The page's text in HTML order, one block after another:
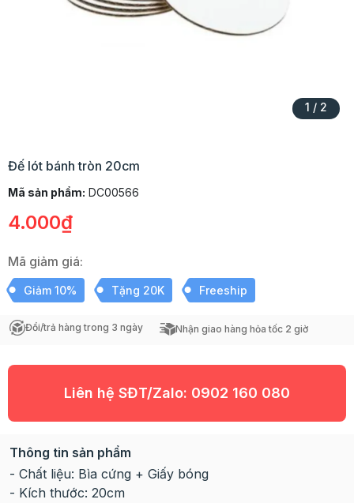
1 / 2
Đế lót bánh tròn 20cm
Mã sản phẩm: DC00566
4.000₫
Mã giảm giá:
Giảm 10% Tặng 20K Freeship
Đổi/trả hàng trong 3 ngày Nhận giao hàng hỏa tốc 2 giờ
Liên hệ SĐT/Zalo: 0902 160 080
Thông tin sản phẩm
- Chất liệu: Bìa cứng + Giấy bóng
- Kích thước: 20cm